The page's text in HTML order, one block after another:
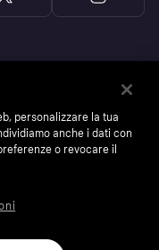
personalizzare la tua
anche i dati con
o revocare il